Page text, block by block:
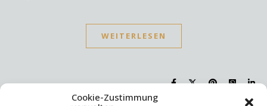
Cookie-Zustimmung
WEITERLESEN